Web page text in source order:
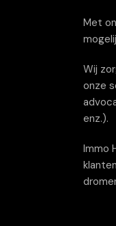
Met
Wij
onze
enz.).
Immo